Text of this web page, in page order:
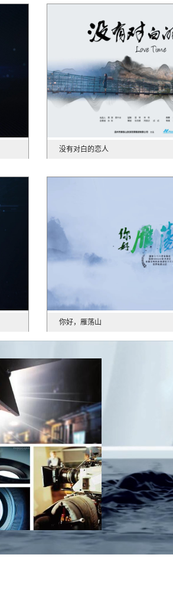
没有对白的恋人
你好，雁荡山